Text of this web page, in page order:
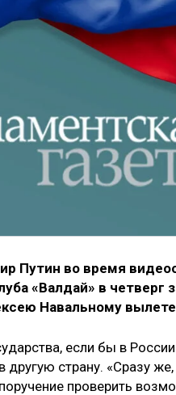
Путин во время
«Валдай» в четверг
Навальному
если бы в
другую страну. «Сразу
проверить